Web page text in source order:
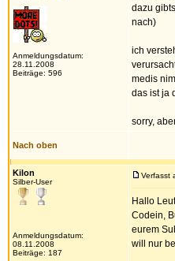
Anmeldungsdatum:
28.11.2008
Beiträge: 596
dazu
nach)
ich
medis
das ist ja
sorry,
Nach oben
Kilon
Silber-User
Anmeldungsdatum:
08.11.2008
Beiträge: 187
Verfasst
Hallo
Codein,
eurem
will nur